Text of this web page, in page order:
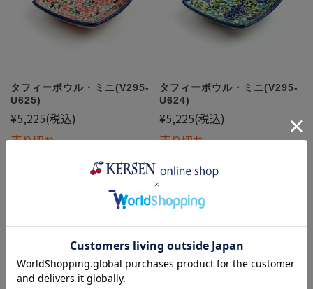
タフィーボウル・ミニ(V295-
U625)
¥5,225(税込)
売り切れ
タフィーボウル・ミニ(V295-
U624)
¥5,225(税込)
売り切れ